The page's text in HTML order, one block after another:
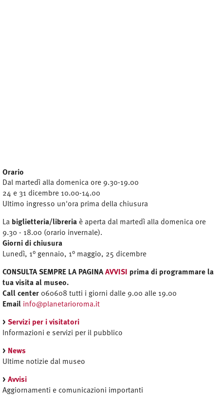
Orario
Dal martedì alla domenica ore 9.30-19.00
24 e 31 dicembre 10.00-14.00
Ultimo ingresso un'ora prima della chiusura
La biglietteria/libreria è aperta dal martedì alla domenica ore
9.30 - 18.00 (orario invernale).
Giorni di chiusura
Lunedì, 1° gennaio, 1° maggio, 25 dicembre
CONSULTA SEMPRE LA PAGINAAVVISI
prima di programmare la
tua visita al museo.
Call center 060608 tutti i giorni dalle 9.00 alle 19.00
Email info@planetarioroma.it
> Servizi per i visitatori
Informazioni e servizi per il pubblico
> News
Ultime notizie dal museo
> Avvisi
Aggiornamenti e comunicazioni importanti